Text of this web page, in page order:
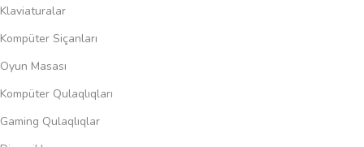
Klaviaturalar
Kompüter Siçanları
Oyun Masası
Kompüter Qulaqlıqları
Gaming Qulaqlıqlar